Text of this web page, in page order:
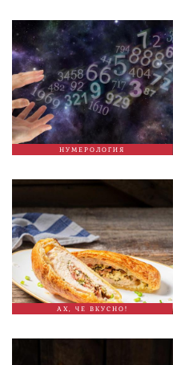
НУМЕРОЛОГИЯ
АХ, ЧЕ ВКУСНО!